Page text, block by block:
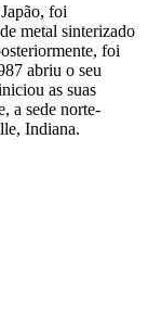
foi
metal sinterizado
foi
abriu o seu
as suas
a sede norte-
Indiana.